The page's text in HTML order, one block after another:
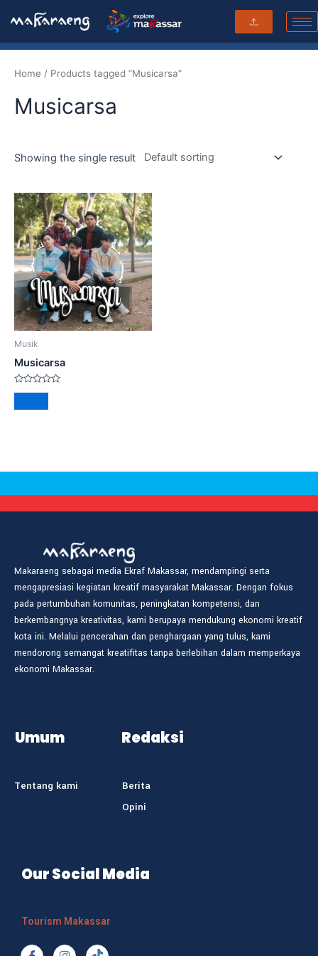
content
Home / Products tagged “Musicarsa”
Musicarsa
Showing the single result
Musik
Musicarsa
Rated
out
Makaraeng sebagai media Ekraf Makassar, mendampingi serta
mengapresiasi kegiatan kreatif masyarakat Makassar. Dengan fokus
pada pertumbuhan komunitas, peningkatan kompetensi, dan
berkembangnya kreativitas, kami berupaya mendukung ekonomi kreatif
kota ini. Melalui pencerahan dan penghargaan yang tulus, kami
mendorong semangat kreatifitas tanpa berlebihan dalam memperkaya
ekonomi Makassar.
Tentang kami
Umum Redaksi
Berita
Opini
Our Social Media
Tourism Makassar